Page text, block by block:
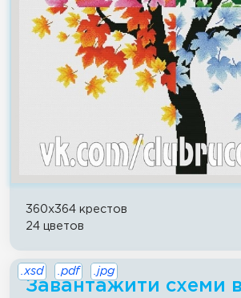
360x364 крестов
24 цветов
Завантажити схеми
.xsd .pdf .jpg